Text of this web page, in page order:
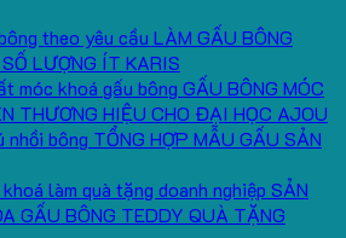
LÀM GẤU BÔNG
LƯỢNG ÍT KARIS
GẤU BÔNG MÓC
THƯƠNG HIỆU CHO ĐẠI HỌC AJOU
TỔNG HỢP MẪU GẤU SẢN
SẢN
GẤU BÔNG TEDDY QUÀ TẶNG